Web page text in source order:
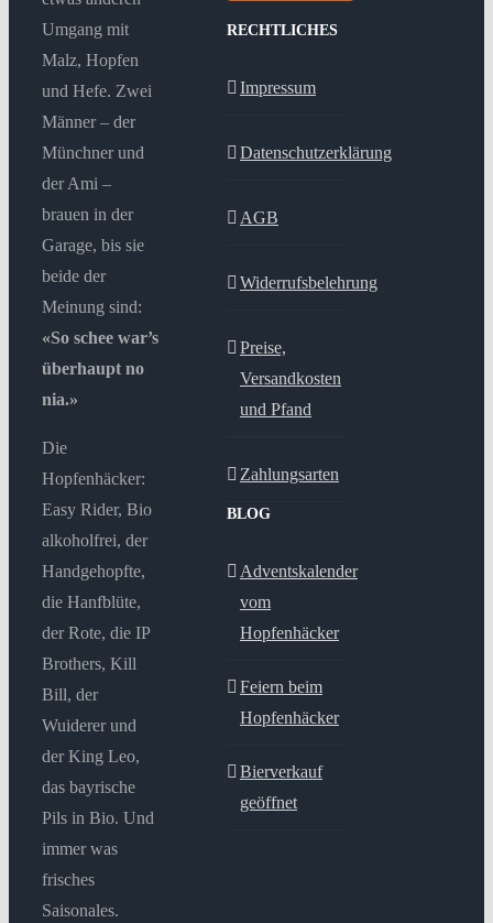
Umgang mit
Malz, Hopfen
und Hefe. Zwei
Männer – der
Münchner und
der Ami –
brauen in der
Garage, bis sie
beide der
Meinung sind:
«So schee war’s
überhaupt no
nia.»
Die
Hopfenhäcker:
Easy Rider, Bio
alkoholfrei, der
Handgehopfte,
die Hanfblüte,
der Rote, die IP
Brothers, Kill
Bill, der
Wuiderer und
der King Leo,
das bayrische
Pils in Bio. Und
immer was
frisches
Saisonales.
RECHTLICHES
Impressum
Datenschutzerklärung
AGB
Widerrufsbelehrung
Preise,
Versandkosten
und Pfand
Zahlungsarten
BLOG
Adventskalender
vom
Hopfenhäcker
Feiern beim
Hopfenhäcker
Bierverkauf
geöffnet